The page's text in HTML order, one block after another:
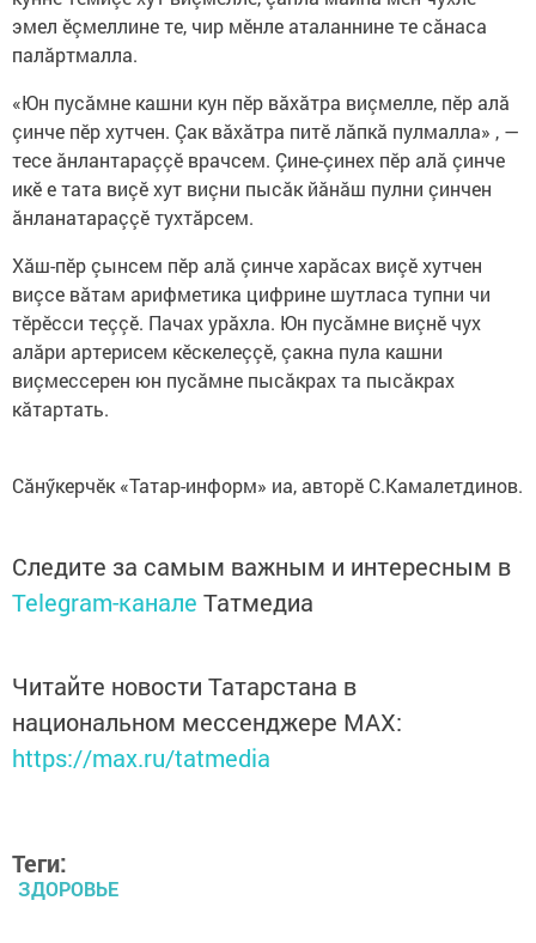
эмел ӗçмеллине те, чир мӗнле аталаннине те сăнаса
палăртмалла.
«Юн пусăмне кашни кун пӗр вăхăтра виçмелле, пӗр алă
çинче пӗр хутчен. Çак вăхăтра питӗ лăпкă пулмалла» , —
тесе ăнлантараççӗ врачсем. Çине-çинех пӗр алă çинче
икӗ е тата виçӗ хут виçни пысăк йăнăш пулни çинчен
ăнланатараççӗ тухтăрсем.
Хăш-пӗр çынсем пӗр алă çинче харăсах виçӗ хутчен
виçсе вăтам арифметика цифрине шутласа тупни чи
тӗрӗсси теççӗ. Пачах урăхла. Юн пусăмне виçнӗ чух
алăри артерисем кӗскелеççӗ, çакна пула кашни
виçмессерен юн пусăмне пысăкрах та пысăкрах
кăтартать.
Сăнӳкерчӗк «Татар-информ» иа, авторӗ С.Камалетдинов.
Следите за самым важным и интересным в
Telegram-канале Татмедиа
Читайте новости Татарстана в
национальном мессенджере MАХ:
https://max.ru/tatmedia
Теги:
ЗДОРОВЬЕ